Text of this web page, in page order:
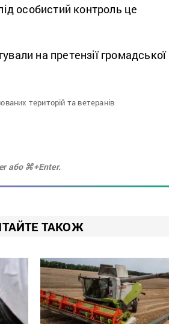
особистий контроль це
на претензії громадської
територій та ветеранів
або ⌘+Enter.
ТАКОЖ